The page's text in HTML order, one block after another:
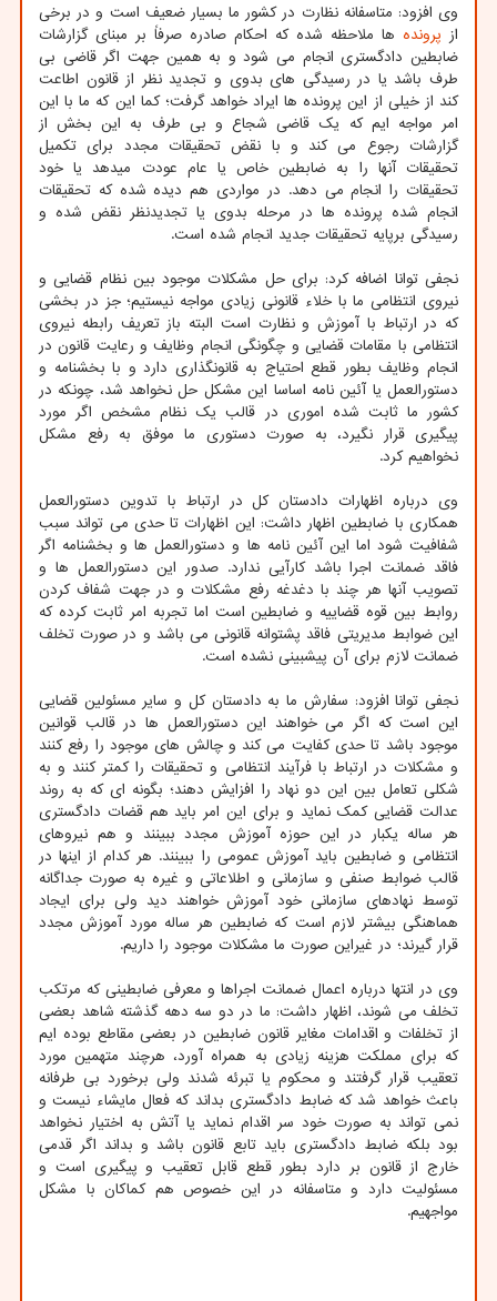
وی افزود: متاسفانه نظارت در کشور ما بسیار ضعیف است و در برخی
از پرونده ها ملاحظه شده که احکام صادره صرفاً بر مبنای گزارشات
ضابطین دادگستری انجام می شود و به همین جهت اگر قاضی بی
طرف باشد یا در رسیدگی های بدوی و تجدید نظر از قانون اطاعت
کند از خیلی از این پرونده ها ایراد خواهد گرفت؛ کما این که ما با این
امر مواجه ایم که یک قاضی شجاع و بی طرف به این بخش از
گزارشات رجوع می کند و با نقض تحقیقات مجدد برای تکمیل
تحقیقات آنها را به ضابطین خاص یا عام عودت میدهد یا خود
تحقیقات را انجام می دهد. در مواردی هم دیده شده که تحقیقات
انجام شده پرونده ها در مرحله بدوی یا تجدیدنظر نقض شده و
رسیدگی برپایه تحقیقات جدید انجام شده است.
نجفی توانا اضافه کرد: برای حل مشکلات موجود بین نظام قضایی و
نیروی انتظامی ما با خلاء قانونی زیادی مواجه نیستیم؛ جز در بخشی
که در ارتباط با آموزش و نظارت است البته باز تعریف رابطه نیروی
انتظامی با مقامات قضایی و چگونگی انجام وظایف و رعایت قانون در
انجام وظایف بطور قطع احتیاج به قانونگذاری دارد و با بخشنامه و
دستورالعمل یا آئین نامه اساسا این مشکل حل نخواهد شد، چونکه در
کشور ما ثابت شده اموری در قالب یک نظام مشخص اگر مورد
پیگیری قرار نگیرد، به صورت دستوری ما موفق به رفع مشکل
نخواهیم کرد.
وی درباره اظهارات دادستان کل در ارتباط با تدوین دستورالعمل
همکاری با ضابطین اظهار داشت: این اظهارات تا حدی می تواند سبب
شفافیت شود اما این آئین نامه ها و دستورالعمل ها و بخشنامه اگر
فاقد ضمانت اجرا باشد کارآیی ندارد. صدور این دستورالعمل ها و
تصویب آنها هر چند با دغدغه رفع مشکلات و در جهت شفاف کردن
روابط بین قوه قضاییه و ضابطین است اما تجربه امر ثابت کرده که
این ضوابط مدیریتی فاقد پشتوانه قانونی می باشد و در صورت تخلف
ضمانت لازم برای آن پیشبینی نشده است.
نجفی توانا افزود: سفارش ما به دادستان کل و سایر مسئولین قضایی
این است که اگر می خواهند این دستورالعمل ها در قالب قوانین
موجود باشد تا حدی کفایت می کند و چالش های موجود را رفع کنند
و مشکلات در ارتباط با فرآیند انتظامی و تحقیقات را کمتر کنند و به
شکلی تعامل بین این دو نهاد را افزایش دهند؛ بگونه ای که به روند
عدالت قضایی کمک نماید و برای این امر باید هم قضات دادگستری
هر ساله یکبار در این حوزه آموزش مجدد ببینند و هم نیروهای
انتظامی و ضابطین باید آموزش عمومی را ببینند. هر کدام از اینها در
قالب ضوابط صنفی و سازمانی و اطلاعاتی و غیره به صورت جداگانه
توسط نهادهای سازمانی خود آموزش خواهند دید ولی برای ایجاد
هماهنگی بیشتر لازم است که ضابطین هر ساله مورد آموزش مجدد
قرار گیرند؛ در غیراین صورت ما مشکلات موجود را داریم.
وی در انتها درباره اعمال ضمانت اجراها و معرفی ضابطینی که مرتکب
تخلف می شوند، اظهار داشت: ما در دو سه دهه گذشته شاهد بعضی
از تخلفات و اقدامات مغایر قانون ضابطین در بعضی مقاطع بوده ایم
که برای مملکت هزینه زیادی به همراه آورد، هرچند متهمین مورد
تعقیب قرار گرفتند و محکوم یا تبرئه شدند ولی برخورد بی طرفانه
باعث خواهد شد که ضابط دادگستری بداند که فعال مایشاء نیست و
نمی تواند به صورت خود سر اقدام نماید یا آتش به اختیار نخواهد
بود بلکه ضابط دادگستری باید تابع قانون باشد و بداند اگر قدمی
خارج از قانون بر دارد بطور قطع قابل تعقیب و پیگیری است و
مسئولیت دارد و متاسفانه در این خصوص هم کماکان با مشکل
مواجهیم.